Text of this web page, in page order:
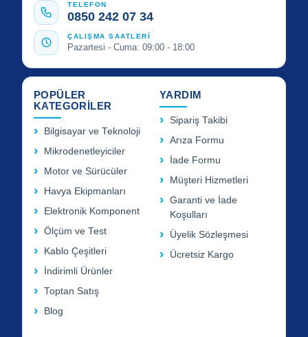
TELEFON
0850 242 07 34
ÇALIŞMA SAATLERİ
Pazartesi - Cuma: 09:00 - 18:00
POPÜLER
KATEGORİLER
Bilgisayar ve Teknoloji
Mikrodenetleyiciler
Motor ve Sürücüler
Havya Ekipmanları
Elektronik Komponent
Ölçüm ve Test
Kablo Çeşitleri
İndirimli Ürünler
Toptan Satış
Blog
YARDIM
Sipariş Takibi
Arıza Formu
İade Formu
Müşteri Hizmetleri
Garanti ve İade
Koşulları
Üyelik Sözleşmesi
Ücretsiz Kargo